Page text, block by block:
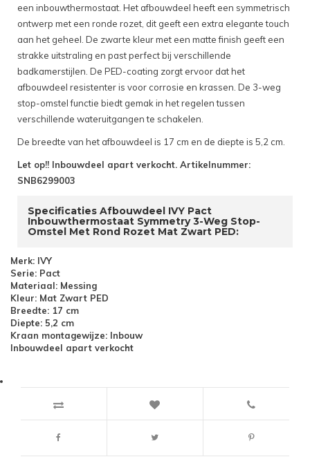
een inbouwthermostaat. Het afbouwdeel heeft een symmetrisch
ontwerp met een ronde rozet, dit geeft een extra elegante touch
aan het geheel. De zwarte kleur met een matte finish geeft een
strakke uitstraling en past perfect bij verschillende
badkamerstijlen. De PED-coating zorgt ervoor dat het
afbouwdeel resistenter is voor corrosie en krassen. De 3-weg
stop-omstel functie biedt gemak in het regelen tussen
verschillende wateruitgangen te schakelen.
De breedte van het afbouwdeel is 17 cm en de diepte is 5,2 cm.
Let op!! Inbouwdeel apart verkocht. Artikelnummer:
SNB6299003
Specificaties Afbouwdeel IVY Pact
Inbouwthermostaat Symmetry 3-Weg Stop-
Omstel Met Rond Rozet Mat Zwart PED:
Merk: IVY
Serie: Pact
Materiaal: Messing
Kleur: Mat Zwart PED
Breedte: 17 cm
Diepte: 5,2 cm
Kraan montagewijze: Inbouw
Inbouwdeel apart verkocht